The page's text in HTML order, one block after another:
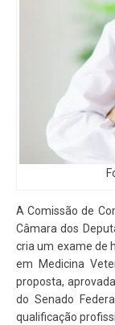
A Comissão de
Câmara dos
cria um exame de
em Medicina
proposta,
do Senado
qualificação